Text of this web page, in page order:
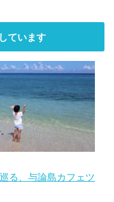
ています
る、与論島カフェツ